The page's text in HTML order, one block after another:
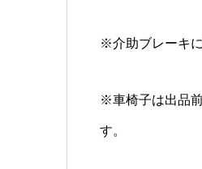
※介助ブレーキ
※車椅子は出品
す。